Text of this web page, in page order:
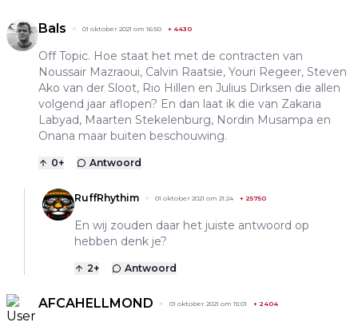
Bals 01 oktober 2021 om 16:50 + 4430
Off Topic. Hoe staat het met de contracten van
Noussair Mazraoui, Calvin Raatsie, Youri Regeer, Steven
Ako van der Sloot, Rio Hillen en Julius Dirksen die allen
volgend jaar aflopen? En dan laat ik die van Zakaria
Labyad, Maarten Stekelenburg, Nordin Musampa en
Onana maar buiten beschouwing.
0+ Antwoord
RuffRhythim 01 oktober 2021 om 21:24 + 25750
En wij zouden daar het juiste antwoord op
hebben denk je?
2+ Antwoord
AFCAHELLMOND 01 oktober 2021 om 15:01 + 2404